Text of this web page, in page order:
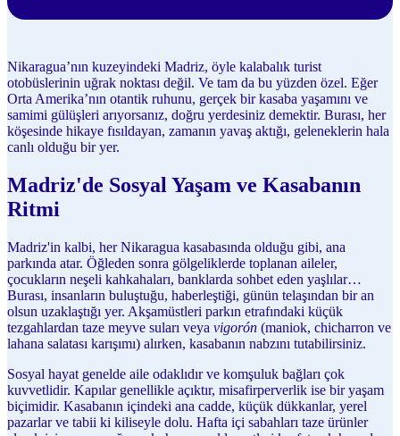
Nikaragua’nın kuzeyindeki Madriz, öyle kalabalık turist
otobüslerinin uğrak noktası değil. Ve tam da bu yüzden özel. Eğer
Orta Amerika’nın otantik ruhunu, gerçek bir kasaba yaşamını ve
samimi gülüşleri arıyorsanız, doğru yerdesiniz demektir. Burası, her
köşesinde hikaye fısıldayan, zamanın yavaş aktığı, geleneklerin hala
canlı olduğu bir yer.
Madriz'de Sosyal Yaşam ve Kasabanın
Ritmi
Madriz'in kalbi, her Nikaragua kasabasında olduğu gibi, ana
parkında atar. Öğleden sonra gölgeliklerde toplanan aileler,
çocukların neşeli kahkahaları, banklarda sohbet eden yaşlılar…
Burası, insanların buluştuğu, haberleştiği, günün telaşından bir an
olsun uzaklaştığı yer. Akşamüstleri parkın etrafındaki küçük
tezgahlardan taze meyve suları veya vigorón (maniok, chicharron ve
lahana salatası karışımı) alırken, kasabanın nabzını tutabilirsiniz.
Sosyal hayat genelde aile odaklıdır ve komşuluk bağları çok
kuvvetlidir. Kapılar genellikle açıktır, misafirperverlik ise bir yaşam
biçimidir. Kasabanın içindeki ana cadde, küçük dükkanlar, yerel
pazarlar ve tabii ki kiliseyle dolu. Hafta içi sabahları taze ürünler